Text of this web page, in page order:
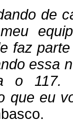
de
faz
essa
o
que eu